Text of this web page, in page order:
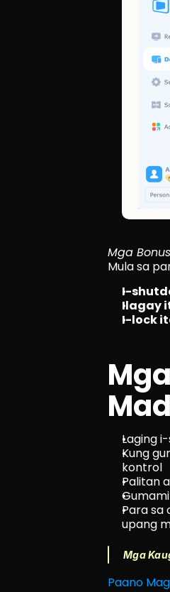
Mga
Mula sa
I-
Ilagay
I-lock
Laging
Kung
kontrol
Palitan
Para sa
upang
Mga
Paano